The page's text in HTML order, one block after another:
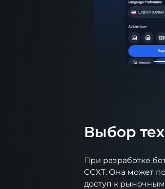
Выбор
При разработке
CCXT. Она может
доступ к рыночным